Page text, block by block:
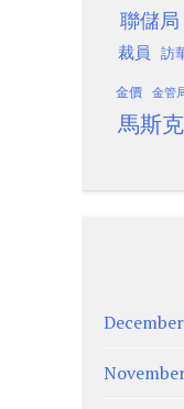
聯儲局
裁員 訪
金價 金管
馬斯克